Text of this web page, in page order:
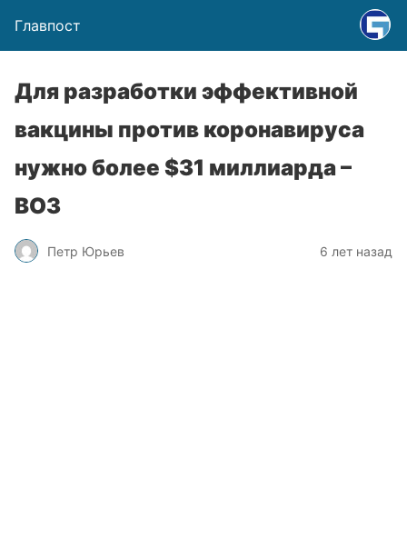
Главпост
Для разработки эффективной
вакцины против коронавируса
нужно более $31 миллиарда –
ВОЗ
Петр Юрьев 6 лет назад